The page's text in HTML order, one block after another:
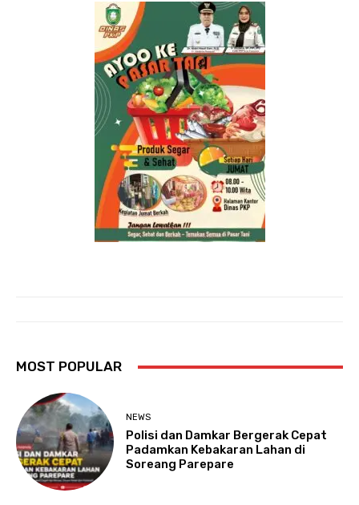
MOST POPULAR
NEWS
Polisi dan Damkar Bergerak Cepat
Padamkan Kebakaran Lahan di
Soreang Parepare